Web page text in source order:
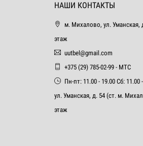
НАШИ КОНТАКТЫ
м. Михалово, ул. Уманская,
этаж
uutbel@gmail.com
+375 (29) 785-02-99 - МТС
Пн-пт: 11.00 - 19.00 Сб: 11.00
ул. Уманская, д. 54 (ст. м.
этаж